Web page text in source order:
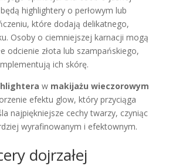
highlightery o perłowym lub
które dodają delikatnego,
Osoby o ciemniejszej karnacji mogą
odcienie złota lub szampańskiego,
ich skórę.
w makijażu wieczorowym
efektu glow, który przyciąga
najpiękniejsze cechy twarzy, czyniąc
wyrafinowanym i efektownym.
dojrzałej